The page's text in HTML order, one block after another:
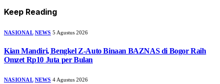
Keep Reading
NASIONAL NEWS 5 Agustus 2026
Kian Mandiri, Bengkel Z-Auto Binaan BAZNAS di Bogor Raih
Omzet Rp10 Juta per Bulan
NASIONAL NEWS 4 Agustus 2026